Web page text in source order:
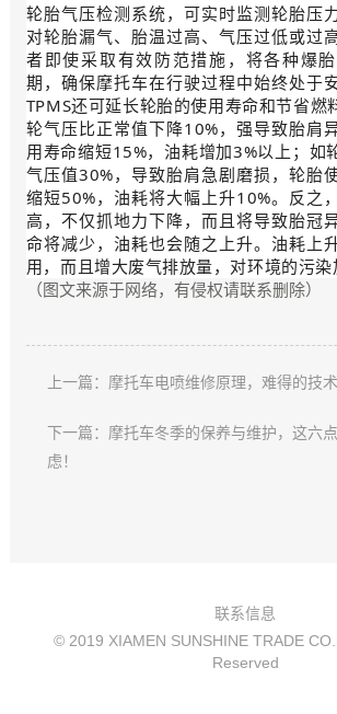
轮胎气压检测系统，可实时监测轮胎压
对轮胎漏气、胎温过高、气压过低或过
者即使采取有效防范措施，将各种爆
期，确保摩托车在行驶过程中始终处于
TPMS还可延长轮胎的使用寿命和节省燃
轮气压比正常值下降10%，强导致胎肩
用寿命缩短15%，油耗增加3%以上；如
气压值30%，导致胎肩急剧磨损，轮胎
缩短50%，油耗将大幅上升10%。反之
高，不仅抓地力下降，而且将导致胎冠
命将减少，油耗也会随之上升。油耗上
用，而且增大废气排放量，对环境的污染
（图文来源于网络，有侵权请联系删除）
上一篇：摩托车电喷维修原理，难得的技
下一篇：摩托车冬季的保养与维护，这六
虑！
联系信息
© 2019 XIAMEN SUNSHINE TRADE
Reserved